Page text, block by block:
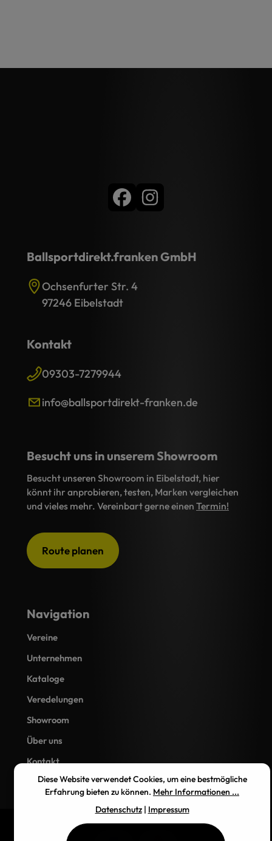
Ballsportdirekt.franken GmbH
Ochsenfurter Str. 4
97246 Eibelstadt
Kontakt
09303-7279944
info@ballsportdirekt-franken.de
Navigation
Vereine
Unternehmen
Kataloge
Veredelungen
Showroom
Über uns
Kontakt
Besucht uns in unserem Showroom
Besucht unseren Showroom in Eibelstadt, hier
könnt ihr anprobieren, testen, Marken vergleichen
und vieles mehr. Vereinbart gerne einen Termin!
Route planen
Diese Website verwendet Cookies, um eine bestmögliche
Erfahrung bieten zu können. Mehr Informationen ...
Datenschutz| Impressum